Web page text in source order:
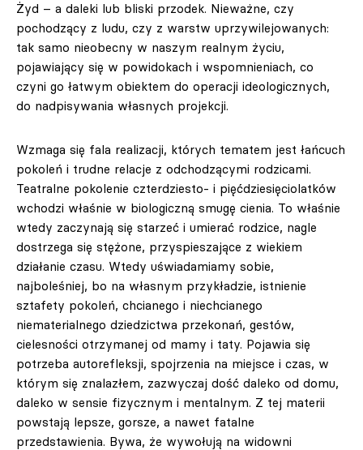
Żyd – a daleki lub bliski przodek. Nieważne, czy
pochodzący z ludu, czy z warstw uprzywilejowanych:
tak samo nieobecny w naszym realnym życiu,
pojawiający się w powidokach i wspomnieniach, co
czyni go łatwym obiektem do operacji ideologicznych,
do nadpisywania własnych projekcji.
Wzmaga się fala realizacji, których tematem jest łańcuch
pokoleń i trudne relacje z odchodzącymi rodzicami.
Teatralne pokolenie czterdziesto- i pięćdziesięciolatków
wchodzi właśnie w biologiczną smugę cienia. To właśnie
wtedy zaczynają się starzeć i umierać rodzice, nagle
dostrzega się stężone, przyspieszające z wiekiem
działanie czasu. Wtedy uświadamiamy sobie,
najboleśniej, bo na własnym przykładzie, istnienie
sztafety pokoleń, chcianego i niechcianego
niematerialnego dziedzictwa przekonań, gestów,
cielesności otrzymanej od mamy i taty. Pojawia się
potrzeba autorefleksji, spojrzenia na miejsce i czas, w
którym się znalazłem, zazwyczaj dość daleko od domu,
daleko w sensie fizycznym i mentalnym. Z tej materii
powstają lepsze, gorsze, a nawet fatalne
przedstawienia. Bywa, że wywołują na widowni